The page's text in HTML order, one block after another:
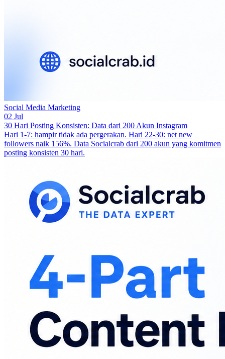
Social Media Marketing
02 Jul
30 Hari Posting Konsisten: Data dari 200 Akun Instagram
Hari 1-7: hampir tidak ada pergerakan. Hari 22-30: net new
followers naik 156%. Data Socialcrab dari 200 akun yang komitmen
posting konsisten 30 hari.